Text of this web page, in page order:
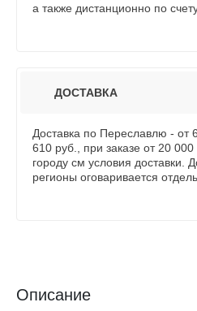
а также дистанционно по
ДОСТАВКА
Доставка по Переславлю - от
610 руб., при заказе от 20
городу см условия доставки.
регионы оговаривается
Описание